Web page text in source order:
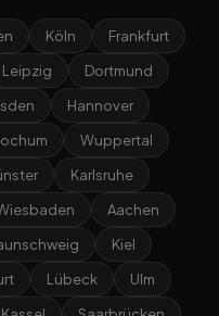
Köln
Frankfurt
Leipzig
Dortmund
Hannover
Wuppertal
Karlsruhe
Aachen
Kiel
Lübeck
Ulm